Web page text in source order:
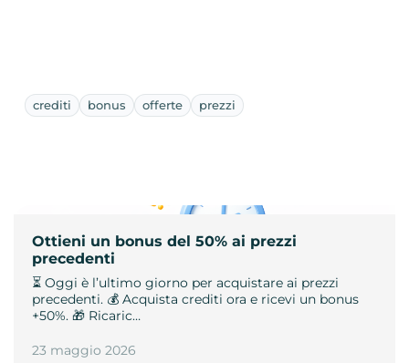
crediti bonus offerte prezzi
Ottieni un bonus del 50% ai prezzi
precedenti
⏳ Oggi è l’ultimo giorno per acquistare ai prezzi
precedenti. 💰 Acquista crediti ora e ricevi un bonus
+50%. 🎁 Ricaric…
23 maggio 2026